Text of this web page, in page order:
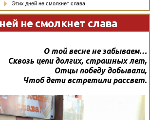
Этих дней не смолкнет слава
не смолкнет слава
О той весне не забываем…
Сквозь цепи долгих, страшных лет,
Отцы победу добывали,
Чтоб дети встретили рассвет.